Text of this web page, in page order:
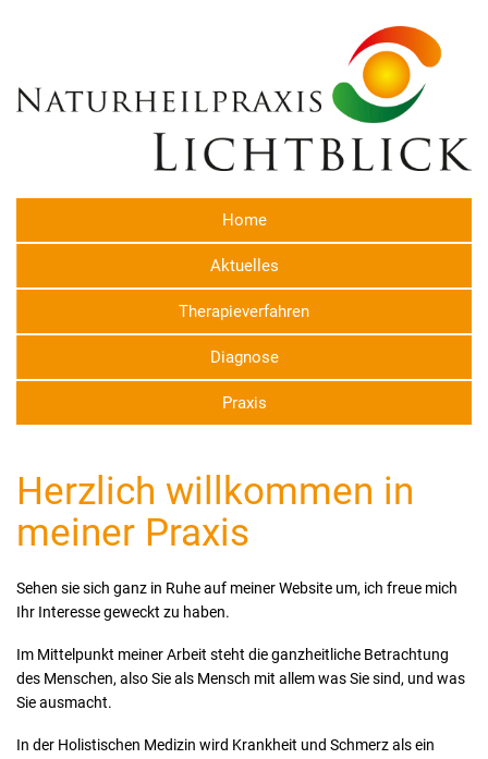
Home
Aktuelles
Therapieverfahren
Diagnose
Praxis
Herzlich willkommen in
meiner Praxis
Sehen sie sich ganz in Ruhe auf meiner Website um, ich freue mich
Ihr Interesse geweckt zu haben.
Im Mittelpunkt meiner Arbeit steht die ganzheitliche Betrachtung
des Menschen, also Sie als Mensch mit allem was Sie sind, und was
Sie ausmacht.
In der Holistischen Medizin wird Krankheit und Schmerz als ein